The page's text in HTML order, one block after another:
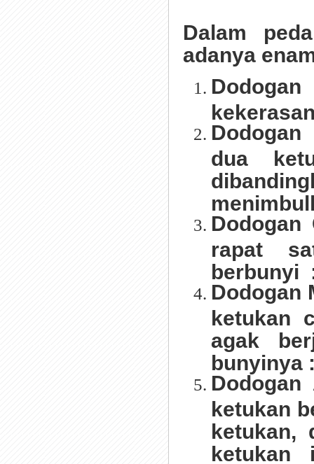
Dalam
adanya
dua
rapat
berbunyi
Dodogan
ketukan
agak
bunyinya
ketukan
ketukan,
ketukan